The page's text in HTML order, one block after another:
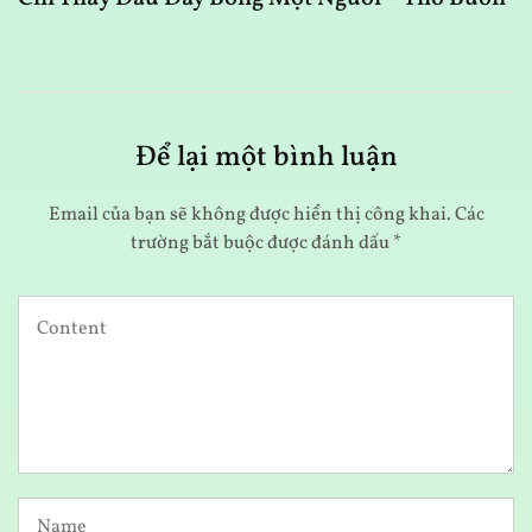
Để lại một bình luận
Email của bạn sẽ không được hiển thị công khai.Các
trường bắt buộc được đánh dấu*